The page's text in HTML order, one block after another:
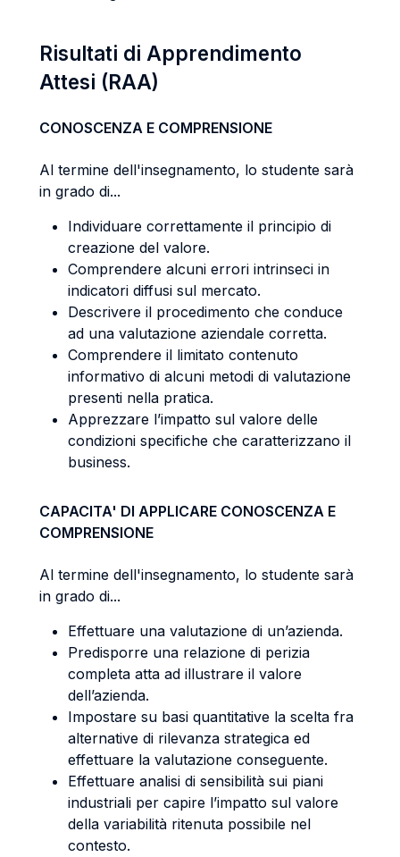
Risultati di Apprendimento
Attesi (RAA)
CONOSCENZA E COMPRENSIONE
Al termine dell'insegnamento, lo studente sarà
in grado di...
Individuare correttamente il principio di
creazione del valore.
Comprendere alcuni errori intrinseci in
indicatori diffusi sul mercato.
Descrivere il procedimento che conduce
ad una valutazione aziendale corretta.
Comprendere il limitato contenuto
informativo di alcuni metodi di valutazione
presenti nella pratica.
Apprezzare l’impatto sul valore delle
condizioni specifiche che caratterizzano il
business.
CAPACITA' DI APPLICARE CONOSCENZA E
COMPRENSIONE
Al termine dell'insegnamento, lo studente sarà
in grado di...
Effettuare una valutazione di un’azienda.
Predisporre una relazione di perizia
completa atta ad illustrare il valore
dell’azienda.
Impostare su basi quantitative la scelta fra
alternative di rilevanza strategica ed
effettuare la valutazione conseguente.
Effettuare analisi di sensibilità sui piani
industriali per capire l’impatto sul valore
della variabilità ritenuta possibile nel
contesto.